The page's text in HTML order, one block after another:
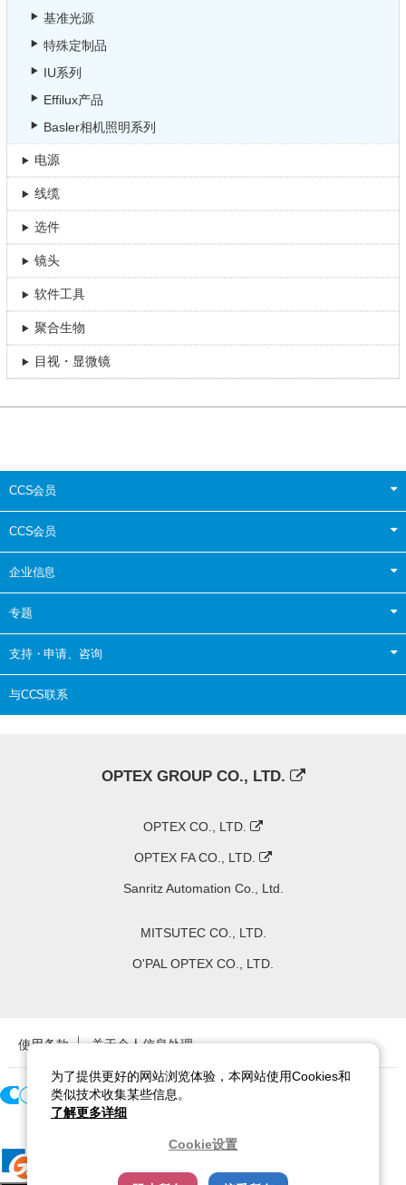
基准光源
特殊定制品
IU系列
Effilux产品
Basler相机照明系列
电源
线缆
选件
镜头
软件工具
聚合生物
目视・显微镜
CCS会员
CCS会员
企业信息
专题
支持・申请、咨询
与CCS联系
OPTEX GROUP CO., LTD.
OPTEX CO., LTD.
OPTEX FA CO., LTD.
Sanritz Automation Co., Ltd.
MITSUTEC CO., LTD.
O'PAL OPTEX CO., LTD.
使用条款 关于个人信息处理
为了提供更好的网站浏览体验，本网站使用Cookies和
类似技术收集某些信息。
了解更多详细
Cookie设置